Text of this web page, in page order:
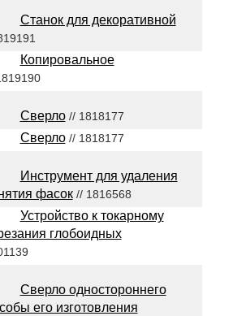
Станок для декоративной
Копировальное
Сверло// 1818177
Сверло// 1818177
Инструмент для удаления
фасок// 1816568
Устройство к токарному
глобоидных
Сверло одностороннего
его изготовления